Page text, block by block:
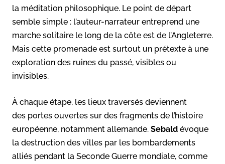
la méditation philosophique. Le point de départ
semble simple : l’auteur-narrateur entreprend une
marche solitaire le long de la côte est de l’Angleterre.
Mais cette promenade est surtout un prétexte à une
exploration des ruines du passé, visibles ou
invisibles.
À chaque étape, les lieux traversés deviennent
des portes ouvertes sur des fragments de l’histoire
européenne, notamment allemande. Sebald évoque
la destruction des villes par les bombardements
alliés pendant la Seconde Guerre mondiale, comme